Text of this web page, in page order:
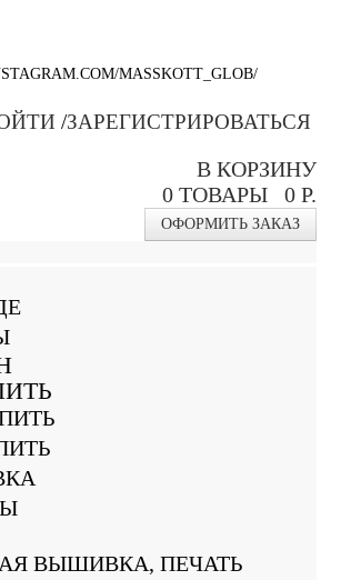
MASSKOTT_GLOB/
/ЗАРЕГИСТРИРОВАТЬСЯ
В КОРЗИНУ
0 ТОВАРЫ0 Р.
ОФОРМИТЬ ЗАКАЗ
ВЫШИВКА, ПЕЧАТЬ